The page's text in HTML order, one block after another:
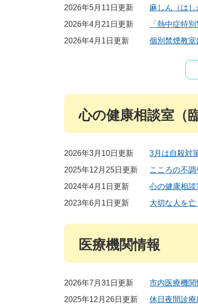
2026年5月11日更新
麻しん（は
2026年4月21日更新
「熱中症特
2026年4月1日更新
個別禁煙教室
心の健康相談室（
2026年3月10日更新
3月は自殺対
2025年12月25日更新
こころの不
2024年4月1日更新
心の健康相談
2023年6月1日更新
大切な人を
医療機関情報
2026年7月31日更新
市内医療機関
2025年12月26日更新
休日夜間診